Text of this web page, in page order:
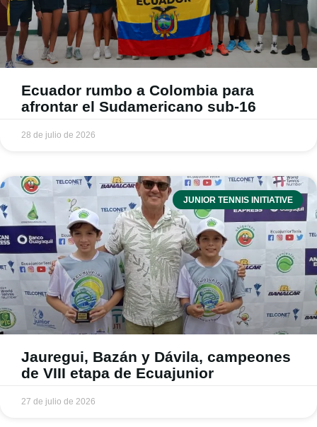
Ecuador rumbo a Colombia para
afrontar el Sudamericano sub-16
28 de julio de 2026
JUNIOR TENNIS INITIATIVE
Jauregui, Bazán y Dávila, campeones
de VIII etapa de Ecuajunior
27 de julio de 2026